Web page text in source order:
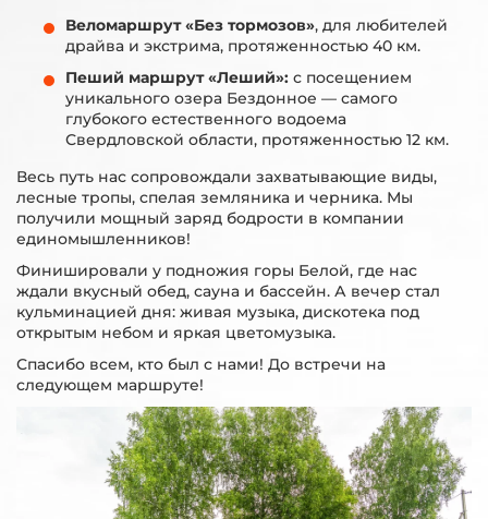
Веломаршрут «Без тормозов», для любителей
драйва и экстрима, протяженностью 40 км.
Пеший маршрут «Леший»: с посещением
уникального озера Бездонное — самого
глубокого естественного водоема
Свердловской области, протяженностью 12 км.
Весь путь нас сопровождали захватывающие виды,
лесные тропы, спелая земляника и черника. Мы
получили мощный заряд бодрости в компании
единомышленников!
Финишировали у подножия горы Белой, где нас
ждали вкусный обед, сауна и бассейн. А вечер стал
кульминацией дня: живая музыка, дискотека под
открытым небом и яркая цветомузыка.
Спасибо всем, кто был с нами! До встречи на
следующем маршруте!